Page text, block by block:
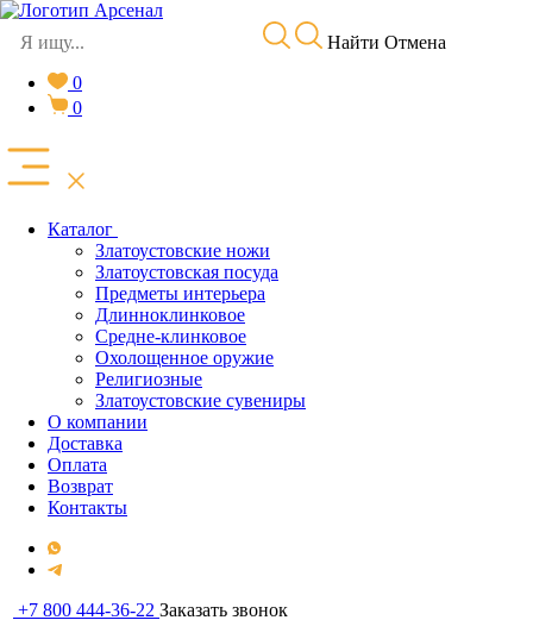
Найти Отмена
0
0
Каталог
Златоустовские ножи
Златоустовская посуда
Предметы интерьера
Длинноклинковое
Средне-клинковое
Охолощенное оружие
Религиозные
Златоустовские сувениры
О компании
Доставка
Оплата
Возврат
Контакты
+7 800 444-36-22 Заказать звонок